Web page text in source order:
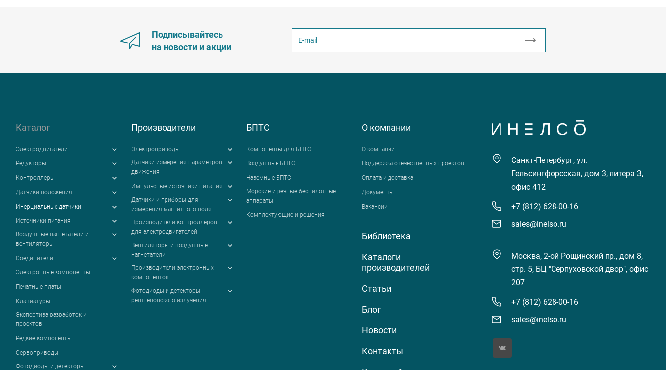
Подписывайтесь
на новости и акции
Каталог
Электродвигатели
Редукторы
Контроллеры
Датчики положения
Инерциальные датчики
Источники питания
Воздушные нагнетатели и
вентиляторы
Соединители
Электронные компоненты
Печатные платы
Клавиатуры
Экспертиза разработок и
проектов
Редкие компоненты
Сервоприводы
Фотодиоды и детекторы
Производители
Электроприводы
Датчики измерения параметров
движения
Импульсные источники питания
Датчики и приборы для
измерения магнитного поля
Производители контроллеров
для электродвигателей
Вентиляторы и воздушные
нагнетатели
Производители электронных
компонентов
Фотодиоды и детекторы
рентгеновского излучения
БПТС
Компоненты для БПТС
Воздушные БПТС
Наземные БПТС
Морские и речные беспилотные
аппараты
Комплектующие и решения
О компании
О компании
Поддержка отечественных проектов
Оплата и доставка
Документы
Вакансии
Библиотека
Каталоги
производителей
Статьи
Блог
Новости
Контакты
Санкт-Петербург, ул.
Гельсингфорсская, дом 3, литера З,
офис 412
+7 (812) 628-00-16
sales@inelso.ru
Москва, 2-ой Рощинский пр., дом 8,
стр. 5, БЦ "Серпуховской двор", офис
207
+7 (812) 628-00-16
sales@inelso.ru